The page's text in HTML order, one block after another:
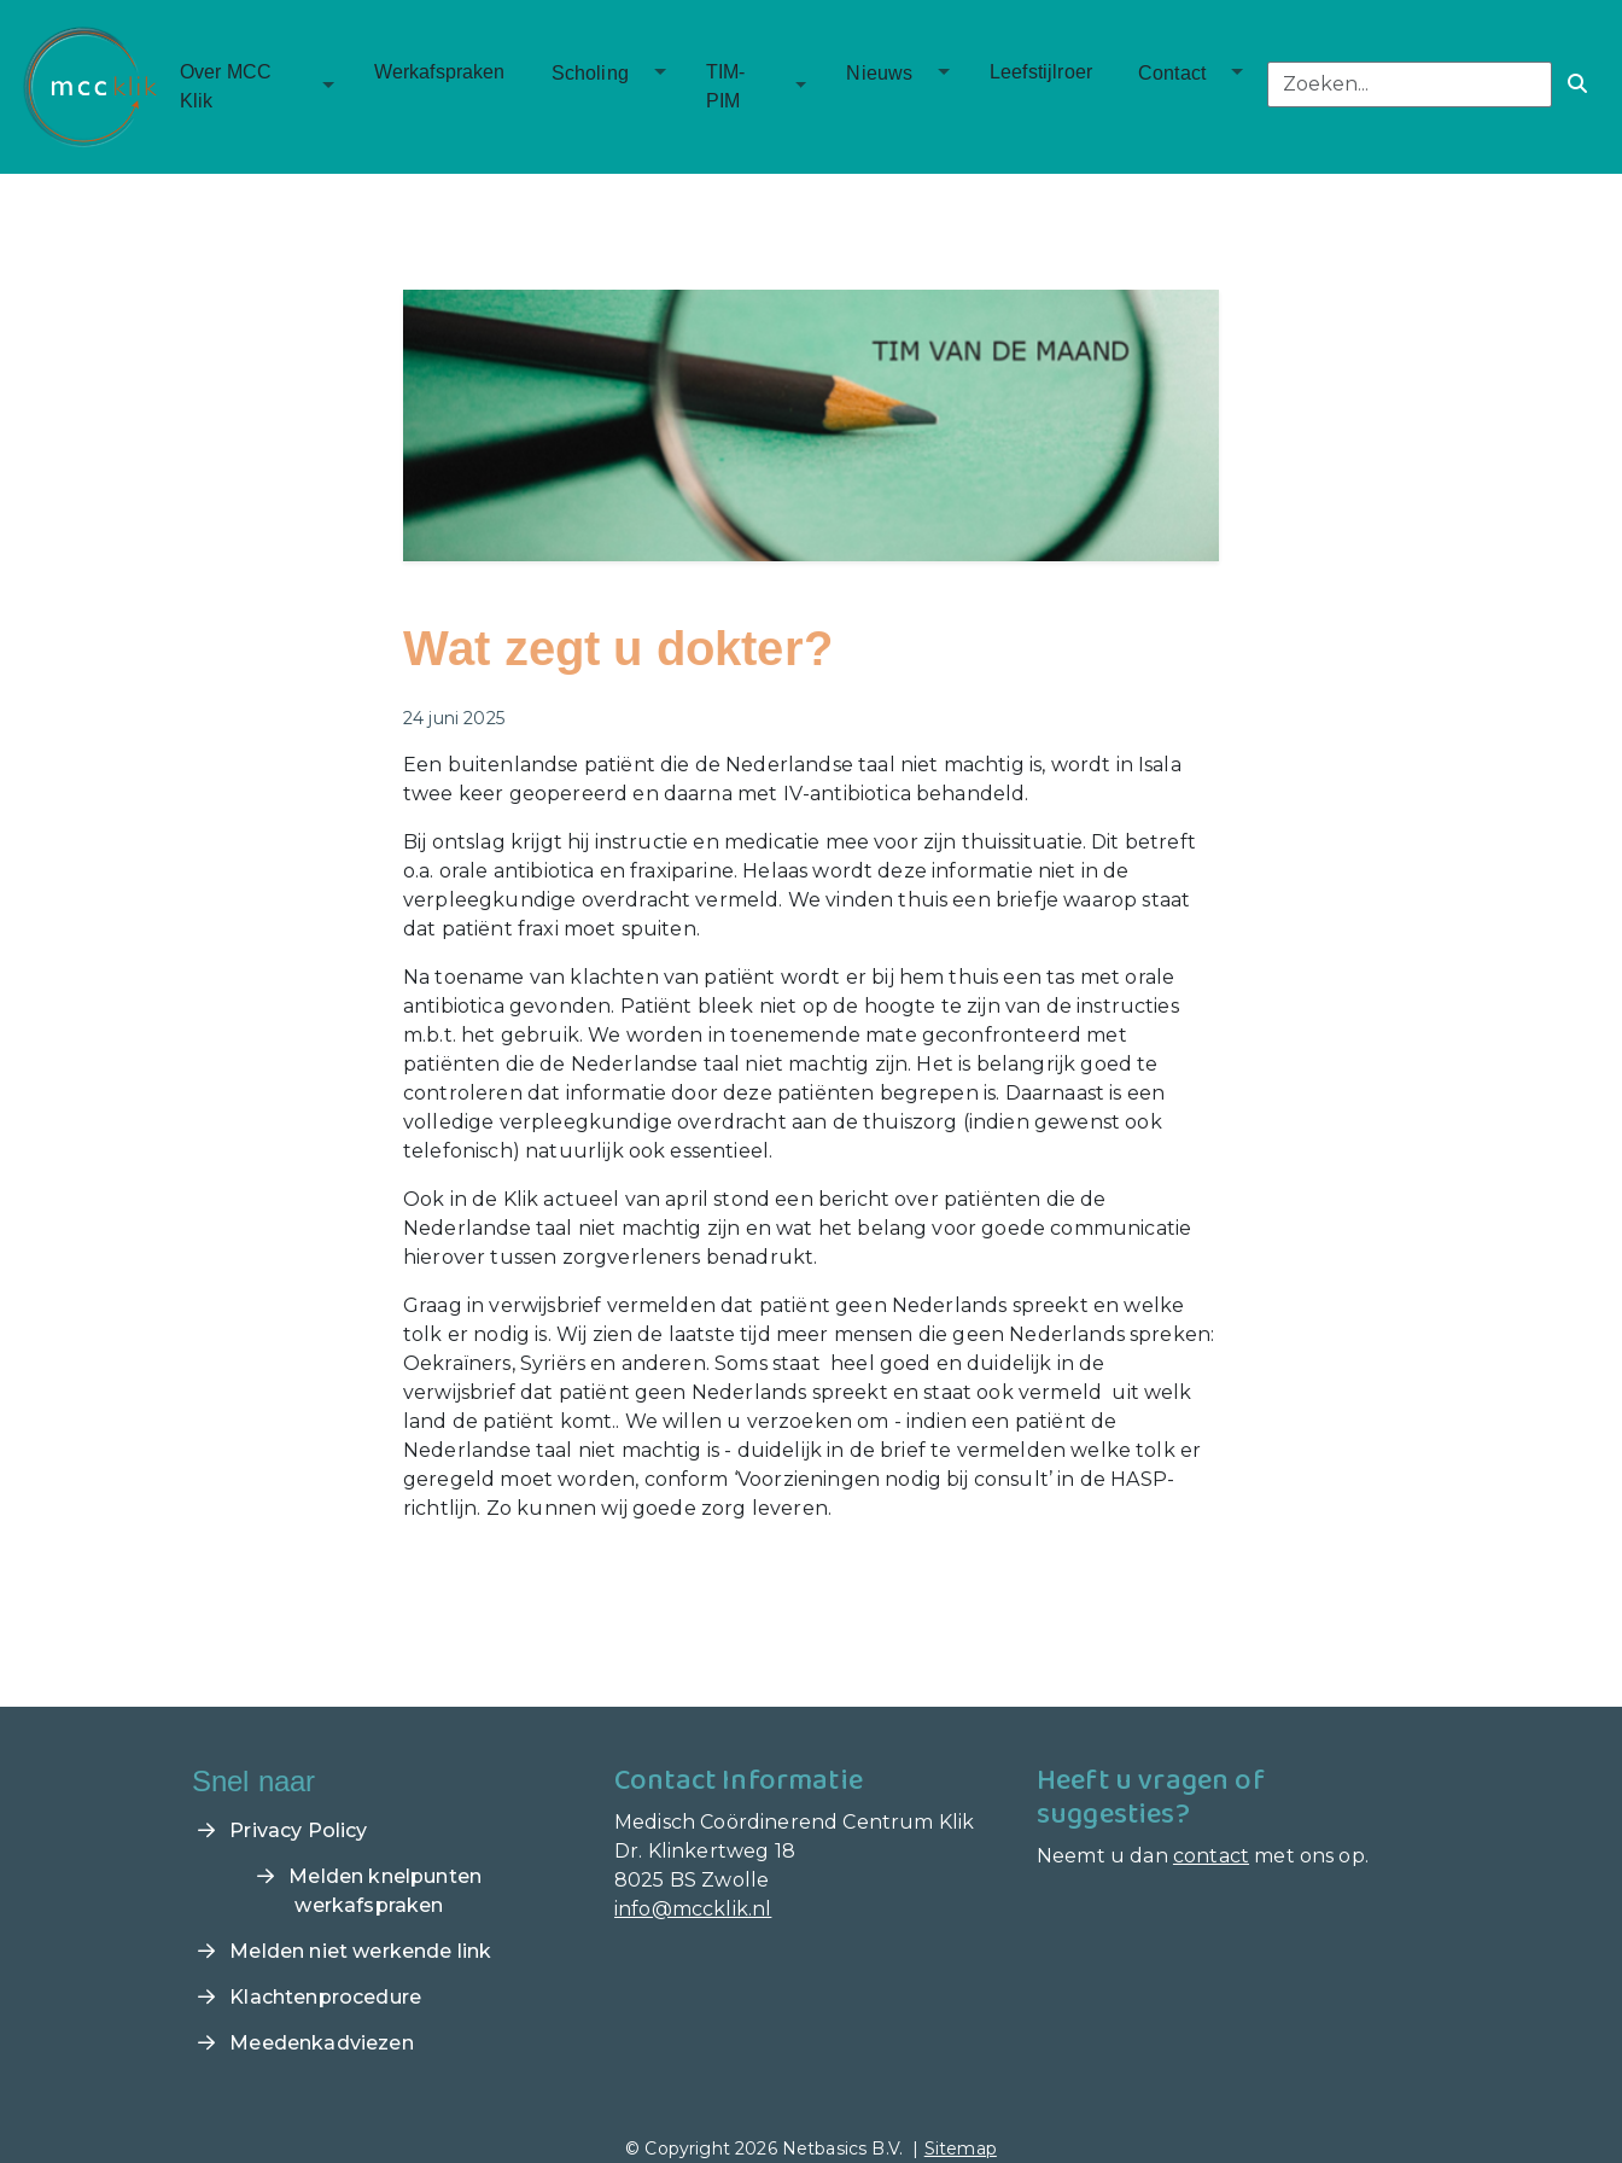
Over MCC
Klik
Toggle Dropdown
Werkafspraken Scholing Toggle Dropdown
TIM-
PIM
Toggle Dropdown
Nieuws Toggle Dropdown
Leefstijlroer Contact Toggle Dropdown
Wat zegt u dokter?
Gepubliceerd op
24 juni 2025
Een buitenlandse patiënt die de Nederlandse taal niet machtig is, wordt in Isala
twee keer geopereerd en daarna met IV-antibiotica behandeld.
Bij ontslag krijgt hij instructie en medicatie mee voor zijn thuissituatie. Dit betreft
o.a. orale antibiotica en fraxiparine. Helaas wordt deze informatie niet in de
verpleegkundige overdracht vermeld. We vinden thuis een briefje waarop staat
dat patiënt fraxi moet spuiten.
Na toename van klachten van patiënt wordt er bij hem thuis een tas met orale
antibiotica gevonden. Patiënt bleek niet op de hoogte te zijn van de instructies
m.b.t. het gebruik. We worden in toenemende mate geconfronteerd met
patiënten die de Nederlandse taal niet machtig zijn. Het is belangrijk goed te
controleren dat informatie door deze patiënten begrepen is. Daarnaast is een
volledige verpleegkundige overdracht aan de thuiszorg (indien gewenst ook
telefonisch) natuurlijk ook essentieel.
Ook in de Klik actueel van april stond een bericht over patiënten die de
Nederlandse taal niet machtig zijn en wat het belang voor goede communicatie
hierover tussen zorgverleners benadrukt.
Graag in verwijsbrief vermelden dat patiënt geen Nederlands spreekt en welke
tolk er nodig is. Wij zien de laatste tijd meer mensen die geen Nederlands spreken:
Oekraïners, Syriërs en anderen. Soms staat heel goed en duidelijk in de
verwijsbrief dat patiënt geen Nederlands spreekt en staat ook vermeld uit welk
land de patiënt komt.. We willen u verzoeken om - indien een patiënt de
Nederlandse taal niet machtig is - duidelijk in de brief te vermelden welke tolk er
geregeld moet worden, conform ‘Voorzieningen nodig bij consult’ in de HASP-
richtlijn. Zo kunnen wij goede zorg leveren.
Snel naar
Privacy Policy
Melden knelpunten
werkafspraken
Melden niet werkende link
Klachtenprocedure
Meedenkadviezen
Contact Informatie
Medisch Coördinerend Centrum Klik
Dr. Klinkertweg 18
8025 BS Zwolle
info@mccklik.nl
Heeft u vragen of
suggesties?
Neemt u dan contact met ons op.
© Copyright 2026 Netbasics B.V. | Sitemap